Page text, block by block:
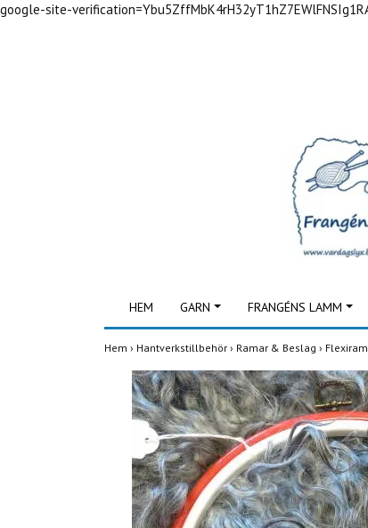
google-site-
HEM GARN FRANGÉNS LAMM
Hem › Hantverkstillbehör › Ramar & Beslag › Flexiram